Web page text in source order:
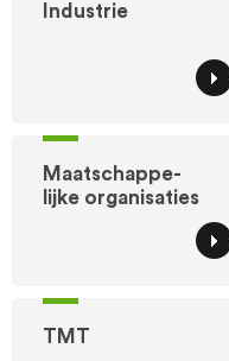
Industrie
Maatschappe-
lijke organisaties
TMT